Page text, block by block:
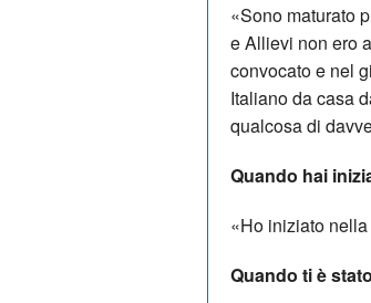
«Sono maturato
e Allievi non ero
convocato e nel
Italiano da casa
qualcosa di
Quando hai
«Ho iniziato
Quando ti è